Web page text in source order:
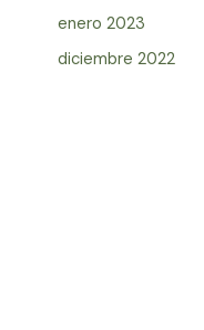
enero 2023
diciembre 2022